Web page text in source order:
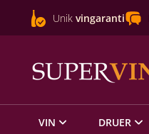
Unik vingaranti
VIN DRUER